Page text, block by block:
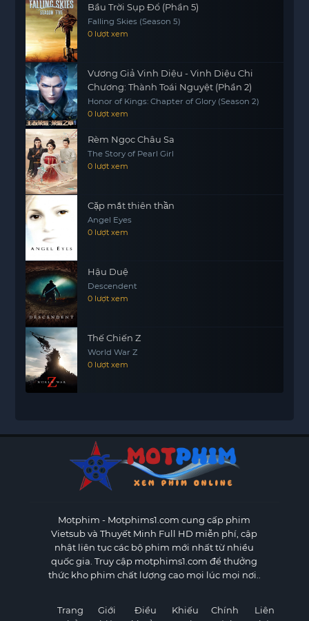
Bầu Trời Sụp Đổ (Phần 5)
Falling Skies (Season 5)
0 lượt xem
Vương Giả Vinh Diệu - Vinh Diệu Chi
Chương: Thành Toái Nguyệt (Phần 2)
Honor of Kings: Chapter of Glory (Season 2)
0 lượt xem
Rèm Ngọc Châu Sa
The Story of Pearl Girl
0 lượt xem
Cặp mắt thiên thần
Angel Eyes
0 lượt xem
Hậu Duệ
Descendent
0 lượt xem
Thế Chiến Z
World War Z
0 lượt xem
Motphim - Motphims1.com cung cấp phim
Vietsub và Thuyết Minh Full HD miễn phí, cập
nhật liên tục các bộ phim mới nhất từ nhiều
quốc gia. Truy cập motphims1.com để thưởng
thức kho phim chất lượng cao mọi lúc mọi nơi..
Trang
Giới
Điều
Khiếu
Chính
Liên